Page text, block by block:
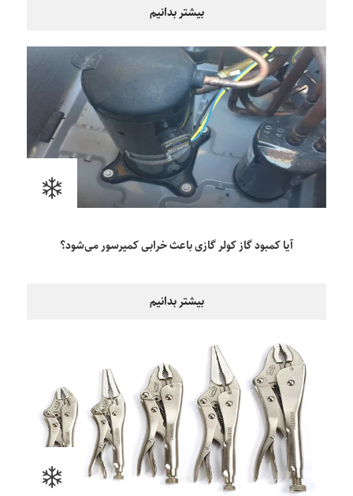
بیشتر بدانیم
آیا کمبود گاز کولر گازی باعث خرابی کمپرسور می‌شود؟
بیشتر بدانیم